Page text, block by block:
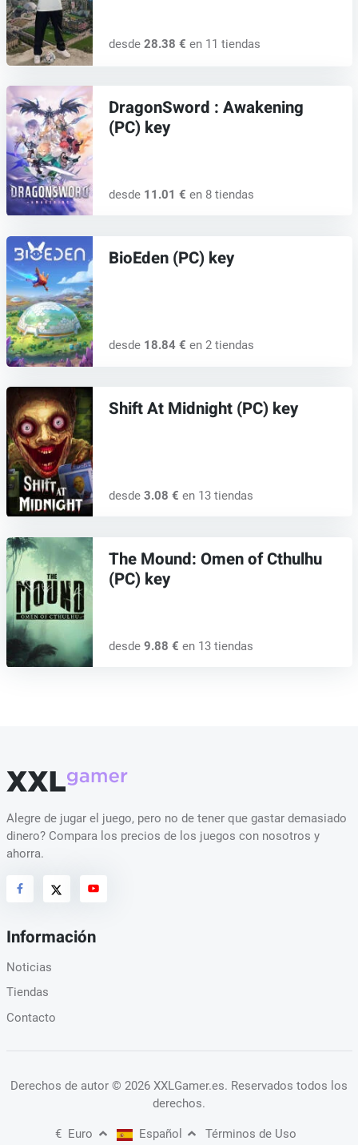
desde 28.38 € en 11 tiendas
DragonSword : Awakening
(PC) key
desde 11.01 € en 8 tiendas
BioEden (PC) key
desde 18.84 € en 2 tiendas
Shift At Midnight (PC) key
desde 3.08 € en 13 tiendas
The Mound: Omen of Cthulhu
(PC) key
desde 9.88 € en 13 tiendas
Alegre de jugar el juego, pero no de tener que gastar demasiado
dinero? Compara los precios de los juegos con nosotros y
ahorra.
Información
Noticias
Tiendas
Contacto
Derechos de autor © 2026 XXLGamer.es. Reservados todos los
derechos.
€ Euro Español
Términos de Uso